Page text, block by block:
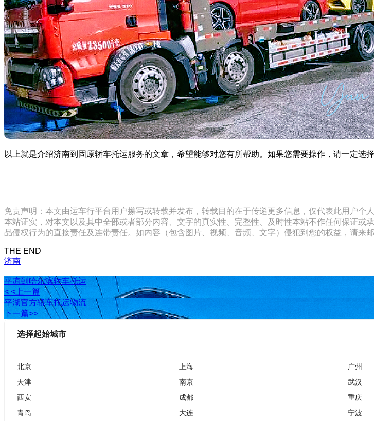
以上就是介绍济南到固原轿车托运服务的文章，希望能够对您有所帮助。如果您需要操作，请一定选
免责声明：本文由运车行平台用户攥写或转载并发布，转载目的在于传递更多信息，仅代表此用户
本站证实，对本文以及其中全部或者部分内容、文字的真实性、完整性、及时性本站不作任何保证
品侵权行为的直接责任及连带责任。如内容（包含图片、视频、音频、文字）侵犯到您的权益，请
THE END
济南
平凉到哈尔滨轿车托运
< <上一篇
平湖官方轿车托运物流
下一篇>>
选择起始城市
北京 上海 广州
天津
南京 武汉
西安
成都 重庆
青岛
大连 宁波